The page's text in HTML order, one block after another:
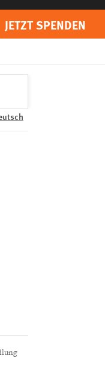
JETZT SPENDEN
JETZT SPENDEN